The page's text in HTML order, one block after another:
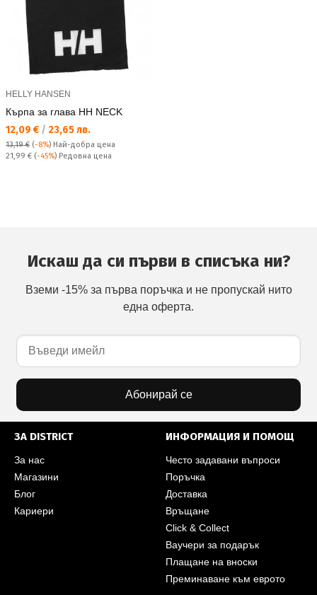
HELLY HANSEN
Кърпа за глава HH NECK
Текуща цена:
12,09 € / 23,65 лв.
13,19 € (-8%) Най-добра цена
Редовна цена:
21,99 € (-45%) Редовна цена
Искаш да си първи в списъка ни?
Вземи -15% за първа поръчка и не пропускай нито
една оферта.
Абонирай се
ЗА DISTRICT
За нас
Магазини
Блог
Кариери
ИНФОРМАЦИЯ И ПОМОЩ
Често задавани въпроси
Поръчка
Доставка
Връщане
Click & Collect
Ваучери за подарък
Плащане на вноски
Преминаване към еврото